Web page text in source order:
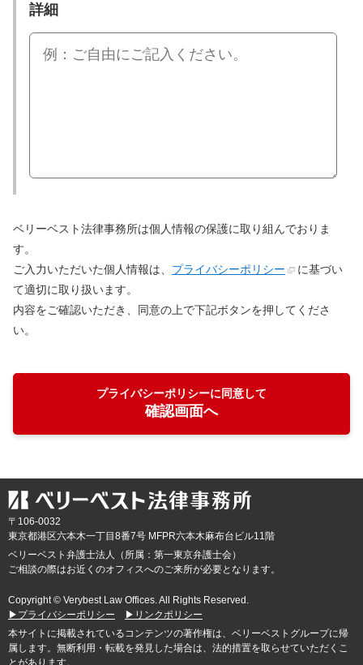
詳細
ベリーベスト法律事務所は個人情報の保護に取り組んでおりま
す。
ご入力いただいた個人情報は、 プライバシーポリシー
に基づい
て適切に取り扱います。
内容をご確認いただき、同意の上で下記ボタンを押してくださ
い。
プライバシーポリシーに同意して
確認画面へ
〒106-0032
東京都港区六本木一丁目8番7号 MFPR六本木麻布台ビル11階
ベリーベスト弁護士法人（所属：第一東京弁護士会）
ご相談の際はお近くのオフィスへのご来所が必要となります。
Copyright © Verybest Law Offices. All Rights Reserved.
▶プライバシーポリシー
▶リンクポリシー
本サイトに掲載されているコンテンツの著作権は、ベリーベストグループに帰
属します。無断利用・転載を発見した場合は、法的措置を取らせていただくこ
とがあります。